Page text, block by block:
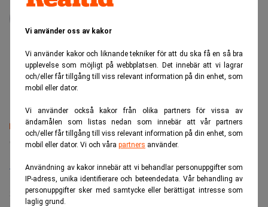
Vi använder oss av kakor
Vi använder kakor och liknande tekniker för att du ska få en så bra
upplevelse som möjligt på webbplatsen. Det innebär att vi lagrar
och/eller får tillgång till viss relevant information på din enhet, som
mobil eller dator.
Vi använder också kakor från olika partners för vissa av
ändamålen som listas nedan som innebär att vår partners
och/eller får tillgång till viss relevant information på din enhet, som
mobil eller dator. Vi och våra partners använder.
Användning av kakor innebär att vi behandlar personuppgifter som
IP-adress, unika identifierare och beteendedata. Vår behandling av
personuppgifter sker med samtycke eller berättigat intresse som
laglig grund.
Joakim K E Johansson
internationella marknader. I grunden journalist, men
verksamheter med strategisk kommunikation,
innehållsproduktion, PR och marknadsföring. Mer om
mig finner ni på www.joakimke.se.
Senaste lediga jobben
Bolagsjurist till Eltel AB
Placering:Bromma, Stockholm
Sista ansökningsdag:21/08/2026